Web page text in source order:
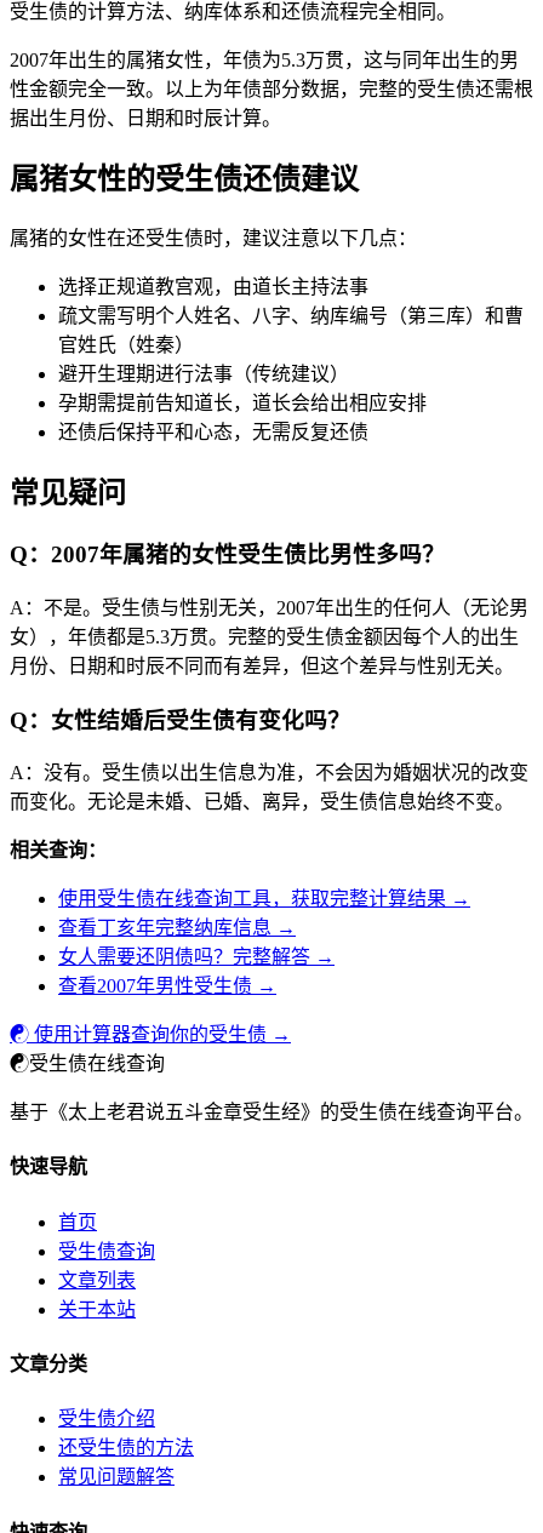
受生债的计算方法、纳库体系和还债流程完全相同。
2007年出生的属猪女性，年债为5.3万贯，这与同年出生的男
性金额完全一致。以上为年债部分数据，完整的受生债还需根
据出生月份、日期和时辰计算。
属猪女性的受生债还债建议
属猪的女性在还受生债时，建议注意以下几点：
选择正规道教宫观，由道长主持法事
疏文需写明个人姓名、八字、纳库编号（第三库）和曹
官姓氏（姓秦）
避开生理期进行法事（传统建议）
孕期需提前告知道长，道长会给出相应安排
还债后保持平和心态，无需反复还债
常见疑问
Q：2007年属猪的女性受生债比男性多吗？
A：不是。受生债与性别无关，2007年出生的任何人（无论男
女），年债都是5.3万贯。完整的受生债金额因每个人的出生
月份、日期和时辰不同而有差异，但这个差异与性别无关。
Q：女性结婚后受生债有变化吗？
A：没有。受生债以出生信息为准，不会因为婚姻状况的改变
而变化。无论是未婚、已婚、离异，受生债信息始终不变。
相关查询：
使用受生债在线查询工具，获取完整计算结果 →
查看丁亥年完整纳库信息 →
女人需要还阴债吗？完整解答 →
查看2007年男性受生债 →
☯ 使用计算器查询你的受生债 →
☯受生债在线查询
基于《太上老君说五斗金章受生经》的受生债在线查询平台。
快速导航
首页
受生债查询
文章列表
关于本站
文章分类
受生债介绍
还受生债的方法
常见问题解答